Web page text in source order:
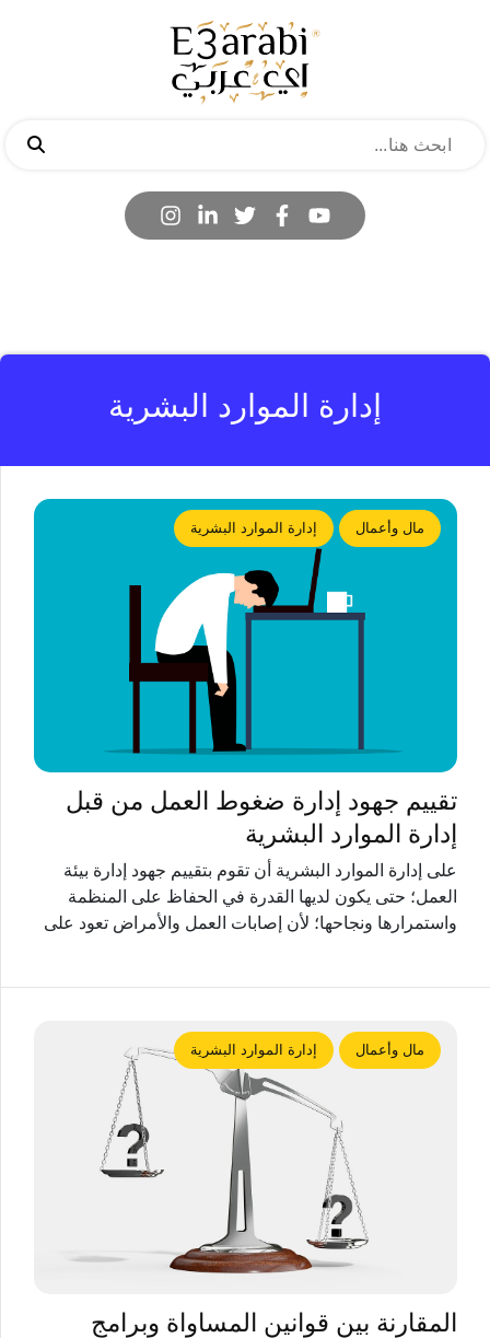
إدارة الموارد البشرية
مال وأعمال إدارة الموارد البشرية
تقييم جهود إدارة ضغوط العمل من قبل
إدارة الموارد البشرية
على إدارة الموارد البشرية أن تقوم بتقييم جهود إدارة بيئة
العمل؛ حتى يكون لديها القدرة في الحفاظ على المنظمة
واستمرارها ونجاحها؛ لأن إصابات العمل والأمراض تعود على
مال وأعمال إدارة الموارد البشرية
المقارنة بين قوانين المساواة وبرامج